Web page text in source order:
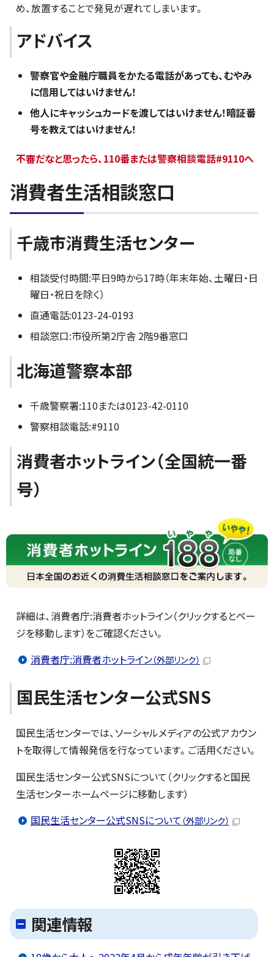
め、放置することで発見が遅れてしまいます。
アドバイス
警察官や金融庁職員をかたる電話があっても、むやみ
に信用してはいけません！
他人にキャッシュカードを渡してはいけません！暗証番
号を教えてはいけません！
不審だなと思ったら、110番または警察相談電話#9110へ
消費者生活相談窓口
千歳市消費生活センター
相談受付時間:平日9時から17時（年末年始、土曜日・日
曜日・祝日を除く）
直通電話:0123-24-0193
相談窓口:市役所第2庁舎 2階9番窓口
北海道警察本部
千歳警察署:110または0123-42-0110
警察相談電話:#9110
消費者ホットライン（全国統一番
号）
詳細は、消費者庁:消費者ホットライン（クリックするとペー
ジを移動します）をご確認ください。
消費者庁:消費者ホットライン（外部リンク）
国民生活センター公式SNS
国民生活センターでは、ソーシャルメディアの公式アカウン
トを取得して情報発信を行なっています。ご活用ください。
国民生活センター公式SNSについて（クリックすると国民
生活センターホームページに移動します）
国民生活センター公式SNSについて（外部リンク）
関連情報